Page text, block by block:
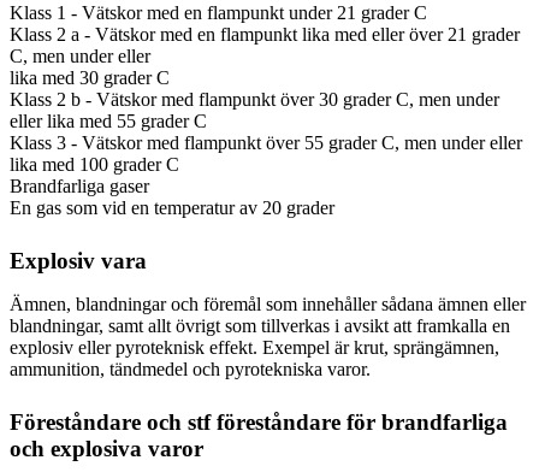
Klass 1 - Vätskor med en flampunkt under 21 grader C
Klass 2 a - Vätskor med en flampunkt lika med eller över 21 grader
C, men under eller
lika med 30 grader C
Klass 2 b - Vätskor med flampunkt över 30 grader C, men under
eller lika med 55 grader C
Klass 3 - Vätskor med flampunkt över 55 grader C, men under eller
lika med 100 grader C
Brandfarliga gaser
En gas som vid en temperatur av 20 grader
Explosiv vara
Ämnen, blandningar och föremål som innehåller sådana ämnen eller
blandningar, samt allt övrigt som tillverkas i avsikt att framkalla en
explosiv eller pyroteknisk effekt. Exempel är krut, sprängämnen,
ammunition, tändmedel och pyrotekniska varor.
Föreståndare och stf föreståndare för brandfarliga
och explosiva varor